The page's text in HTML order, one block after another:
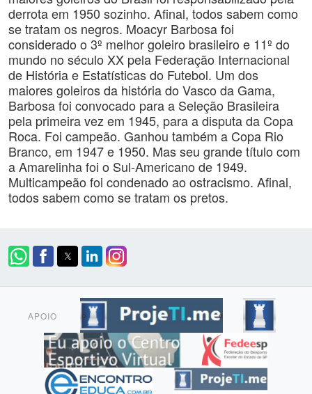
derrota em 1950 sozinho. Afinal, todos sabem como
se tratam os negros. Moacyr Barbosa foi
considerado o 3º melhor goleiro brasileiro e 11º do
mundo no século XX pela Federação Internacional
de História e Estatísticas do Futebol. Um dos
maiores goleiros da história do Vasco da Gama,
Barbosa foi convocado para a Seleção Brasileira
pela primeira vez em 1945, para a disputa da Copa
Roca. Foi campeão. Ganhou também a Copa Rio
Branco, em 1947 e 1950. Mas seu grande título com
a Amarelinha foi o Sul-Americano de 1949.
Multicampeão foi condenado ao ostracismo. Afinal,
todos sabem como se tratam os pretos.
APOIO